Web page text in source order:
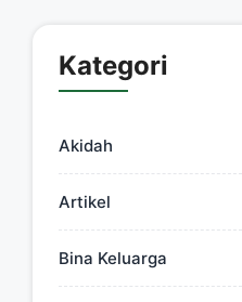
Kategori
Akidah
Artikel
Bina Keluarga